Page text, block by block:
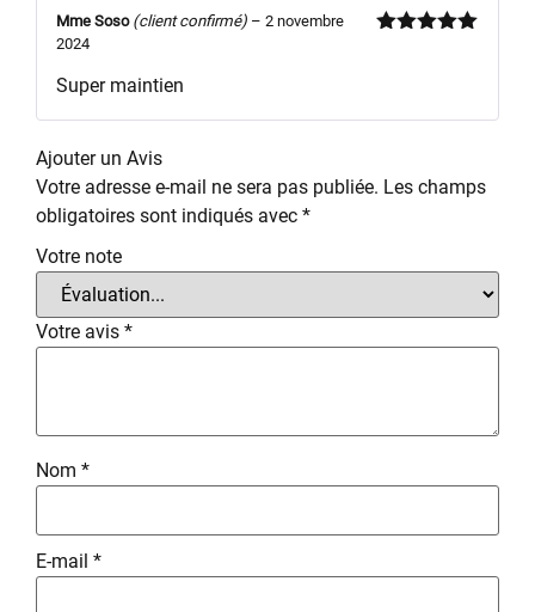
Mme Soso (client confirmé) – 2 novembre
2024
Super maintien
Ajouter un Avis
Votre adresse e-mail ne sera pas publiée. Les champs
obligatoires sont indiqués avec *
Votre note
Votre avis *
Nom *
E-mail *